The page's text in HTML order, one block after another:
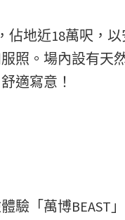
佔地近18萬呎，
照。場內設有天
適寫意！
驗「萬博BEAST